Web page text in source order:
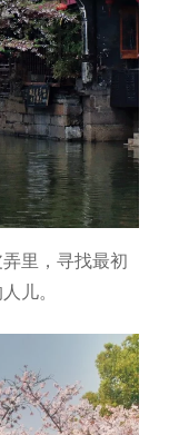
里，寻找最初
儿。